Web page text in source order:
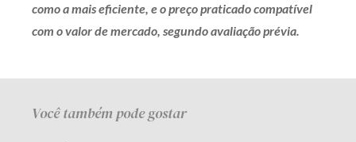
como a mais eficiente, e o preço praticado compatível
com o valor de mercado, segundo avaliação prévia.
Você também pode gostar